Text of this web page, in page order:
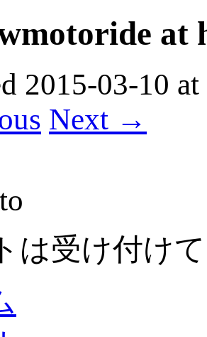
at
2015-03-10 at
Next →
は受け付け